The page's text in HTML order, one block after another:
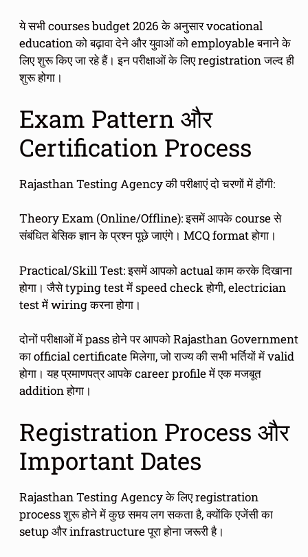
ये सभी courses budget 2026 के अनुसार vocational
education को बढ़ावा देने और युवाओं को employable बनाने के
लिए शुरू किए जा रहे हैं। इन परीक्षाओं के लिए registration जल्द ही
शुरू होगा।
Exam Pattern और
Certification Process
Rajasthan Testing Agency की परीक्षाएं दो चरणों में होंगी:
Theory Exam (Online/Offline): इसमें आपके course से
संबंधित बेसिक ज्ञान के प्रश्न पूछे जाएंगे। MCQ format होगा।
Practical/Skill Test: इसमें आपको actual काम करके दिखाना
होगा। जैसे typing test में speed check होगी, electrician
test में wiring करना होगा।
दोनों परीक्षाओं में pass होने पर आपको Rajasthan Government
का official certificate मिलेगा, जो राज्य की सभी भर्तियों में valid
होगा। यह प्रमाणपत्र आपके career profile में एक मजबूत
addition होगा।
Registration Process और
Important Dates
Rajasthan Testing Agency के लिए registration
process शुरू होने में कुछ समय लग सकता है, क्योंकि एजेंसी का
setup और infrastructure पूरा होना जरूरी है।